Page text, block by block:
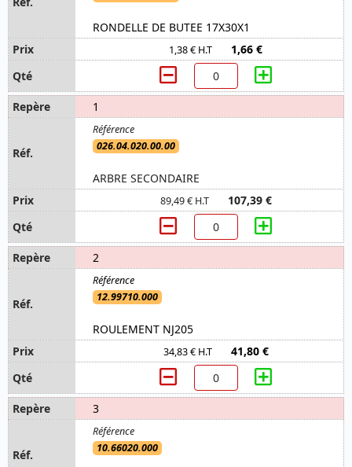
RONDELLE DE BUTEE 17X30X1
1,38 € H.T 1,66 €
1
026.04.020.00.00
ARBRE SECONDAIRE
89,49 € H.T 107,39 €
2
12.99710.000
ROULEMENT NJ205
34,83 € H.T 41,80 €
3
10.66020.000